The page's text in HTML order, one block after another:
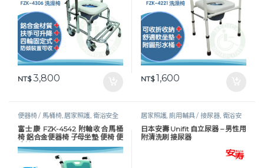
NT$3,800 NT$1,600
便器椅 / 馬桶椅, 居家照護, 衛浴安全
富士康 FZK-4542 附輪收合馬桶
椅 鋁合金便器椅 子母坐墊 便椅 便
盆椅
居家照護,廁用輔具 / 接尿器, 衛浴安
全
日本安壽 Unifit 自立尿器 – 男性用
附清洗刷 接尿器